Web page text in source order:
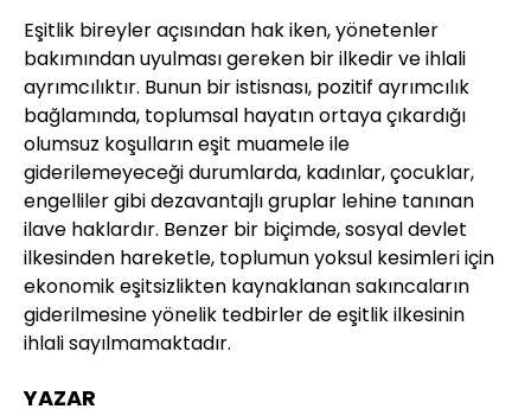
Eşitlik bireyler açısından hak iken, yönetenler
bakımından uyulması gereken bir ilkedir ve ihlali
ayrımcılıktır. Bunun bir istisnası, pozitif ayrımcılık
bağlamında, toplumsal hayatın ortaya çıkardığı
olumsuz koşulların eşit muamele ile
giderilemeyeceği durumlarda, kadınlar, çocuklar,
engelliler gibi dezavantajlı gruplar lehine tanınan
ilave haklardır. Benzer bir biçimde, sosyal devlet
ilkesinden hareketle, toplumun yoksul kesimleri için
ekonomik eşitsizlikten kaynaklanan sakıncaların
giderilmesine yönelik tedbirler de eşitlik ilkesinin
ihlali sayılmamaktadır.
YAZAR